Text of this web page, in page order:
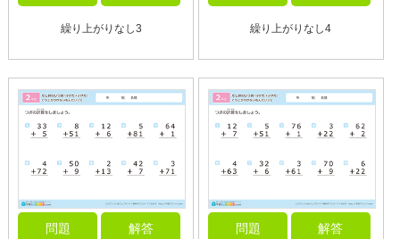
繰り上がりなし3 繰り上がりなし4
問題 解答 問題 解答